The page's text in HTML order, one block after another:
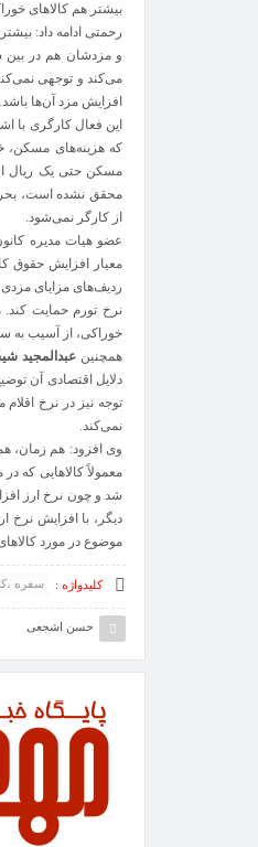
بیشتر هم کالاهای
رحمتی ادامه داد:
و مزدشان هم در بین
می‌کند و توجهی
افزایش مزد آن‌ها باشد.
این فعال کارگری با
مسکن حتی یک ریال
محقق نشده است،
از کارگر نمی‌شود.
عضو هیات مدیره
معیار افزایش حقوق
ردیف‌های مزایای
نرخ تورم حمایت کند.
خوراکی، از آسیب به
همچنین عبدالمجید
دلایل اقتصادی آن
توجه نیز در نرخ
نمی‌کند.
وی افزود: هم زمان،
معمولاً کالاهایی که
شد و چون نرخ ارز
دیگر، با افزایش نرخ
موضوع در مورد
کلیدواژه : سفره
حسن اشجعی